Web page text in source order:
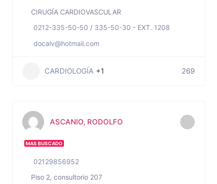
CIRUGÍA CARDIOVASCULAR
0212-335-50-50 / 335-50-30 - EXT. 1208
docalv@hotmail.com
CARDIOLOGÍA +1 269
ASCANIO, RODOLFO
MAS BUSCADO
02129856952
Piso 2, consultorio 207